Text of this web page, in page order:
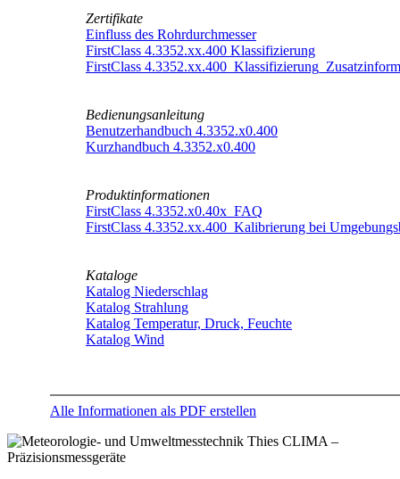
Zertifikate
Einfluss des Rohrdurchmesser
FirstClass 4.3352.xx.400 Klassifizierung
FirstClass
Bedienungsanleitung
Benutzerhandbuch 4.3352.x0.400
Kurzhandbuch 4.3352.x0.400
Produktinformationen
FirstClass 4.3352.x0.40x_FAQ
FirstClass 4.3352.xx.400_Kalibrierung bei
Kataloge
Katalog Niederschlag
Katalog Strahlung
Katalog Temperatur, Druck, Feuchte
Katalog Wind
Alle Informationen als PDF erstellen